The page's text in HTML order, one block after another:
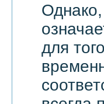
для